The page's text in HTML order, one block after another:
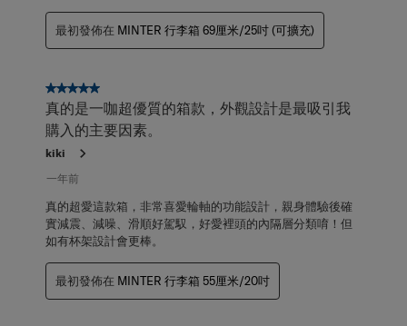
最初發佈在 MINTER 行李箱 69厘米/25吋 (可擴充)
5星，共5星。
真的是一咖超優質的箱款，外觀設計是最吸引我
購入的主要因素。
kiki
一年前
真的超愛這款箱，非常喜愛輪軸的功能設計，親身體驗後確
實減震、減噪、滑順好駕馭，好愛裡頭的內隔層分類唷！但
如有杯架設計會更棒。
最初發佈在 MINTER 行李箱 55厘米/20吋